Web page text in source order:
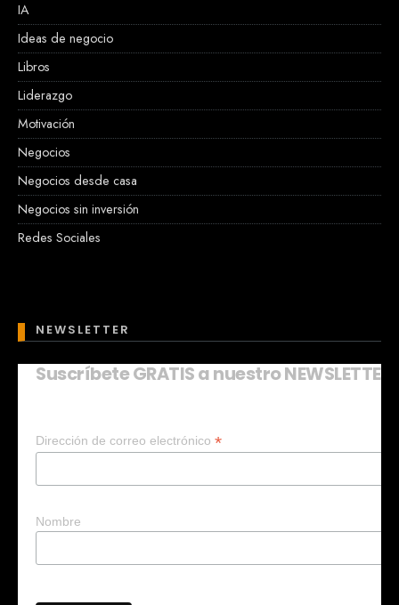
IA
Ideas de negocio
Libros
Liderazgo
Motivación
Negocios
Negocios desde casa
Negocios sin inversión
Redes Sociales
NEWSLETTER
Suscríbete GRATIS a nuestro NEWSLETTER
Dirección de correo electrónico *
Nombre
¿Quieres que te ayude a crear un